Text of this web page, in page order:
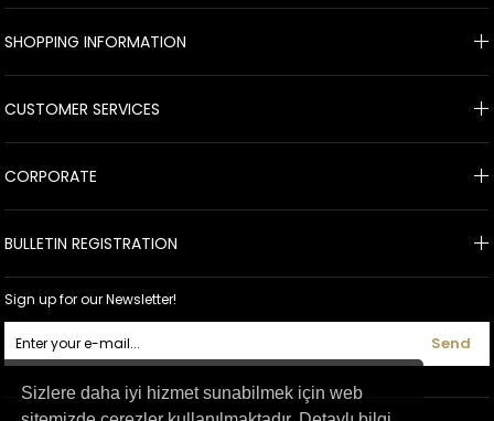
Sizlere daha iyi hizmet sunabilmek için web
SHOPPING INFORMATION
CUSTOMER SERVICES
CORPORATE
BULLETIN REGISTRATION
Sign up for our Newsletter!
Send